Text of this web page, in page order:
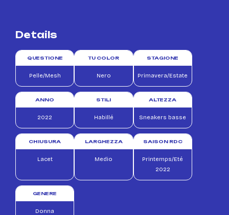
Details
QUESTIONE
Pelle/Mesh
TU COLOR
Nero
STAGIONE
Primavera/Estate
ANNO
2022
STILI
Habillé
ALTEZZA
Sneakers basse
CHIUSURA
Lacet
LARGHEZZA
Medio
SAISON RDC
Printemps/Eté
2022
GENERE
Donna